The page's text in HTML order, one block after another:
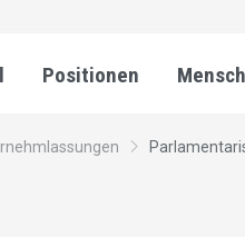
Positionen